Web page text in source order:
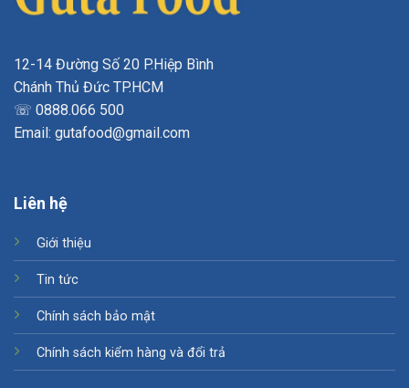
12-14 Đường Số 20 P.Hiệp Bình
Chánh Thủ Đức TP.HCM
☏ 0888.066 500
Email: gutafood@gmail.com
Liên hệ
Giới thiệu
Tin tức
Chính sách bảo mật
Chính sách kiểm hàng và đổi trả